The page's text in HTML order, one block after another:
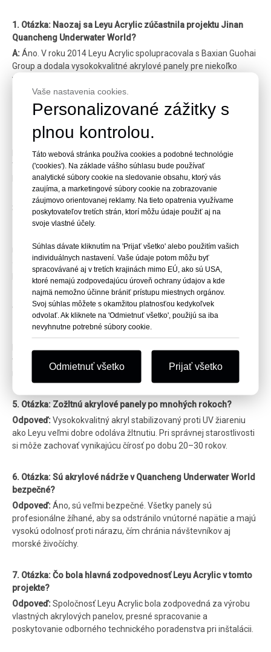
1. Otázka: Naozaj sa Leyu Acrylic zúčastnila projektu Jinan
Quancheng Underwater World?
A:Áno. V roku 2014 Leyu Acrylic spolupracovala s Baxian Guohai
Group a dodala vysokokvalitné akrylové panely pre niekoľko
veľkých výstavných plôch v Quancheng Underwater World.
2. Otázka: Aký typ akrylu bol použitý v podvodnom svete
Odpoveď:Použili sme prémiový liaty akrylát s viac ako 92%
priepustnosťou svetla. Hrúbka bola prispôsobená podľa hĺbky
vody a konštrukčných požiadaviek, aby sa zabezpečila
priehľadnosť a pevnosť.
3. Otázka: Prečo si pre tento akváriový projekt vybrať akryl
namiesto skla?
násobok odolnosti voči nárazu v porovnaní s tvrdeným sklom) a
dá sa ľahko tvarovať do krásnych zakrivených tvarov, čím
poskytuje lepší zážitok zo sledovania.
4. Otázka: Aké čisté sú akrylové panely v Quancheng
Underwater World?
vo veľmi ostrých detailoch, vďaka čomu pôsobí podmorský svet
mimoriadne realisticky.
5. Otázka: Zožltnú akrylové panely po mnohých rokoch?
Odpoveď:Vysokokvalitný akryl stabilizovaný proti UV žiareniu
ako Leyu veľmi dobre odoláva žltnutiu. Pri správnej starostlivosti
si môže zachovať vynikajúcu čírosť po dobu 20–30 rokov.
6. Otázka: Sú akrylové nádrže v Quancheng Underwater World
bezpečné?
Odpoveď:Áno, sú veľmi bezpečné. Všetky panely sú
profesionálne žíhané, aby sa odstránilo vnútorné napätie a majú
vysokú odolnosť proti nárazu, čím chránia návštevníkov aj
morské živočíchy.
7. Otázka: Čo bola hlavná zodpovednosť Leyu Acrylic v tomto
projekte?
Odpoveď:Spoločnosť Leyu Acrylic bola zodpovedná za výrobu
vlastných akrylových panelov, presné spracovanie a
poskytovanie odborného technického poradenstva pri inštalácii.
Vaše nastavenia cookies.
Personalizované zážitky s
plnou kontrolou.
Táto webová stránka používa cookies a podobné technológie
('cookies'). Na základe vášho súhlasu bude používať
analytické súbory cookie na sledovanie obsahu, ktorý vás
zaujíma, a marketingové súbory cookie na zobrazovanie
záujmovo orientovanej reklamy. Na tieto opatrenia využívame
poskytovateľov tretích strán, ktorí môžu údaje použiť aj na
svoje vlastné účely.
Súhlas dávate kliknutím na 'Prijať všetko' alebo použitím vašich
individuálnych nastavení. Vaše údaje potom môžu byť
spracovávané aj v tretích krajinách mimo EÚ, ako sú USA,
ktoré nemajú zodpovedajúcu úroveň ochrany údajov a kde
najmä nemožno účinne brániť prístupu miestnych orgánov.
Svoj súhlas môžete s okamžitou platnosťou kedykoľvek
odvolať. Ak kliknete na 'Odmietnuť všetko', použijú sa iba
nevyhnutne potrebné súbory cookie.
Odmietnuť všetko Prijať všetko